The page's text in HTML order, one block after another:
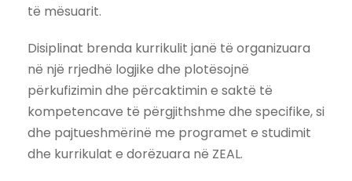
të mësuarit.
Disiplinat brenda kurrikulit janë të organizuara
në një rrjedhë logjike dhe plotësojnë
përkufizimin dhe përcaktimin e saktë të
kompetencave të përgjithshme dhe specifike, si
dhe pajtueshmërinë me programet e studimit
dhe kurrikulat e dorëzuara në ZEAL.